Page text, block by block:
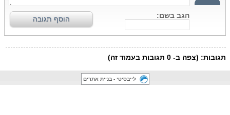
לייבסיטי - בניית אתרים